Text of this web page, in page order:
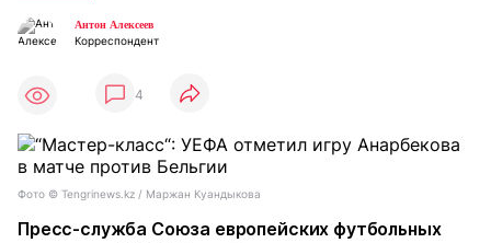
Антон Алексеев
Корреспондент
4
Фото ©️ Tengrinews.kz / Маржан Куандыкова
Пресс-служба Союза европейских футбольных